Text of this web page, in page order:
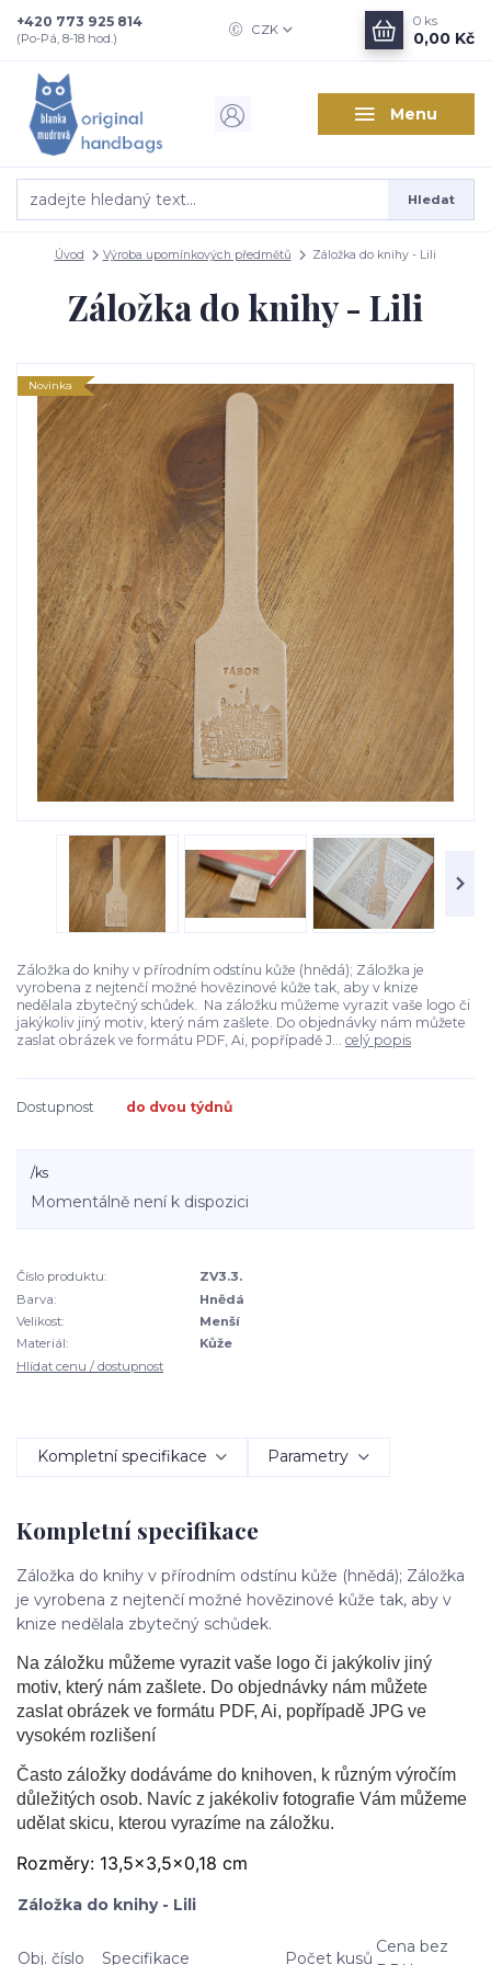
Menu
CZK
Hledat
+420 773 925 814
(Po-Pá, 8-18 hod.)
0 ks
0,00 Kč
Úvod Výroba upomínkových předmětů Záložka do knihy - Lili
Záložka do knihy - Lili
Novinka
Záložka do knihy v přírodním odstínu kůže (hnědá); Záložka je
vyrobena z nejtenčí možné hovězinové kůže tak, aby v knize
nedělala zbytečný schůdek. Na záložku můžeme vyrazit vaše logo či
jakýkoliv jiný motiv, který nám zašlete. Do objednávky nám můžete
zaslat obrázek ve formátu PDF, Ai, popřípadě J... celý popis
Dostupnost do dvou týdnů
/ks
Momentálně není k dispozici
Číslo produktu:
ZV3.3.
Barva:
Hnědá
Velikost:
Menší
Materiál:
Kůže
Hlídat cenu / dostupnost
Kompletní specifikace Parametry
Kompletní specifikace
Záložka do knihy v přírodním odstínu kůže (hnědá); Záložka
je vyrobena z nejtenčí možné hovězinové kůže tak, aby v
knize nedělala zbytečný schůdek.
Na záložku můžeme vyrazit vaše logo či jakýkoliv jiný
motiv, který nám zašlete. Do objednávky nám můžete
zaslat obrázek ve formátu PDF, Ai, popřípadě JPG ve
vysokém rozlišení
Často záložky dodáváme do knihoven, k různým výročím
důležitých osob. Navíc z jakékoliv fotografie Vám můžeme
udělat skicu, kterou vyrazíme na záložku.
Rozměry: 13,5x3,5x0,18 cm
Záložka do knihy - Lili
Obj. číslo Specifikace Počet kusů
Cena bez